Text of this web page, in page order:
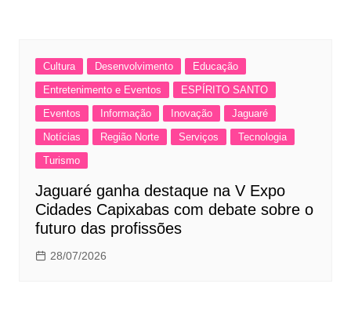
Cultura Desenvolvimento
Educação
Entretenimento e Eventos
ESPÍRITO SANTO
Eventos
Informação Inovação
Jaguaré
Notícias
Região Norte Serviços
Tecnologia
Turismo
Jaguaré ganha destaque na V Expo
Cidades Capixabas com debate sobre o
futuro das profissões
28/07/2026